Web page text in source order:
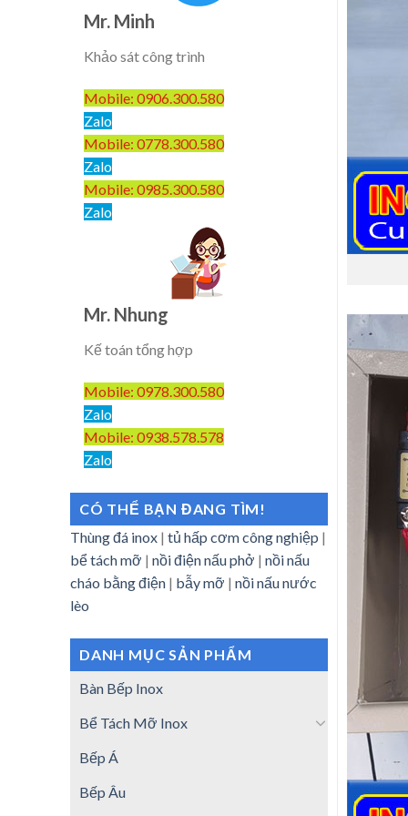
Mr. Minh
Khảo sát công trình
Mobile: 0906.300.580
Zalo
Mobile: 0778.300.580
Zalo
Mobile: 0985.300.580
Zalo
Mr. Nhung
Kế toán tổng hợp
Mobile: 0978.300.580
Zalo
Mobile: 0938.578.578
Zalo
CÓ THỂ BẠN ĐANG TÌM!
Thùng đá inox | tủ hấp cơm công nghiệp |
bể tách mỡ | nồi điện nấu phở | nồi nấu
cháo bằng điện | bẫy mỡ | nồi nấu nước
lèo
DANH MỤC SẢN PHẨM
Bàn Bếp Inox
Bể Tách Mỡ Inox
Bếp Á
Bếp Âu